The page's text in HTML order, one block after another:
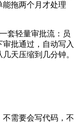
拖两个月才处理
套轻量审批流：员
批通过，自动写入
天压缩到几分钟。
需要会写代码，不